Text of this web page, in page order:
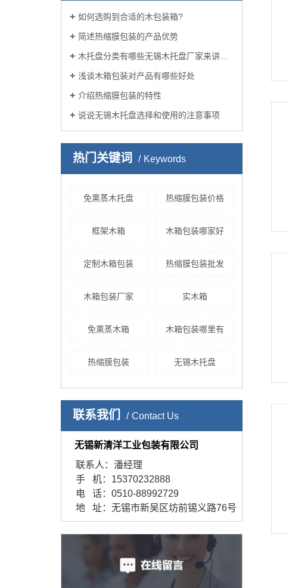
如何选购到合适的木包装箱?
简述热缩膜包装的产品优势
木托盘分类有哪些无锡木托盘厂家来讲述？
浅谈木箱包装对产品有哪些好处
介绍热缩膜包装的特性
说说无锡木托盘选择和使用的注意事项
热门关键词 Keywords
免熏蒸木托盘 热缩膜包装价格
框架木箱 木箱包装哪家好
定制木箱包装 热缩膜包装批发
木箱包装厂家 实木箱
免熏蒸木箱 木箱包装哪里有
热缩膜包装 无锡木托盘
联系我们 Contact Us
无锡新清洋工业包装有限公司
联系人：潘经理
手 机：15370232888
电 话：0510-88992729
地 址：无锡市新吴区坊前锡义路76号